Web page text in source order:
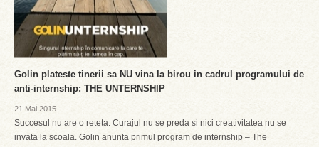
Golin plateste tinerii sa NU vina la birou in cadrul programului de
anti-internship: THE UNTERNSHIP
21 Mai 2015
Succesul nu are o reteta. Curajul nu se preda si nici creativitatea nu se
invata la scoala. Golin anunta primul program de internship – The